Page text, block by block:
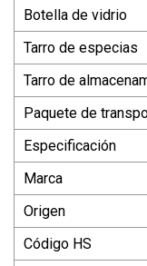
Botella de vidrio
Tarro de especias
Tarro de
Paquete de
Especificación
Marca
Origen
Código HS